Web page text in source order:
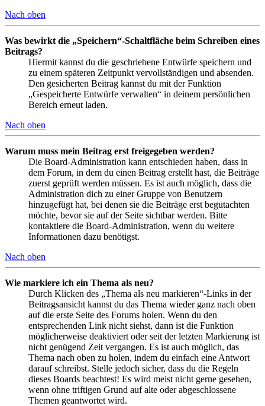
Nach oben
Was bewirkt die „Speichern“-Schaltfläche beim Schreiben eines
Beitrags?
Hiermit kannst du die geschriebene Entwürfe speichern und
zu einem späteren Zeitpunkt vervollständigen und absenden.
Den gesicherten Beitrag kannst du mit der Funktion
„Gespeicherte Entwürfe verwalten“ in deinem persönlichen
Bereich erneut laden.
Nach oben
Warum muss mein Beitrag erst freigegeben werden?
Die Board-Administration kann entschieden haben, dass in
dem Forum, in dem du einen Beitrag erstellt hast, die Beiträge
zuerst geprüft werden müssen. Es ist auch möglich, dass die
Administration dich zu einer Gruppe von Benutzern
hinzugefügt hat, bei denen sie die Beiträge erst begutachten
möchte, bevor sie auf der Seite sichtbar werden. Bitte
kontaktiere die Board-Administration, wenn du weitere
Informationen dazu benötigst.
Nach oben
Wie markiere ich ein Thema als neu?
Durch Klicken des „Thema als neu markieren“-Links in der
Beitragsansicht kannst du das Thema wieder ganz nach oben
auf die erste Seite des Forums holen. Wenn du den
entsprechenden Link nicht siehst, dann ist die Funktion
möglicherweise deaktiviert oder seit der letzten Markierung ist
nicht genügend Zeit vergangen. Es ist auch möglich, das
Thema nach oben zu holen, indem du einfach eine Antwort
darauf schreibst. Stelle jedoch sicher, dass du die Regeln
dieses Boards beachtest! Es wird meist nicht gerne gesehen,
wenn ohne triftigen Grund auf alte oder abgeschlossene
Themen geantwortet wird.